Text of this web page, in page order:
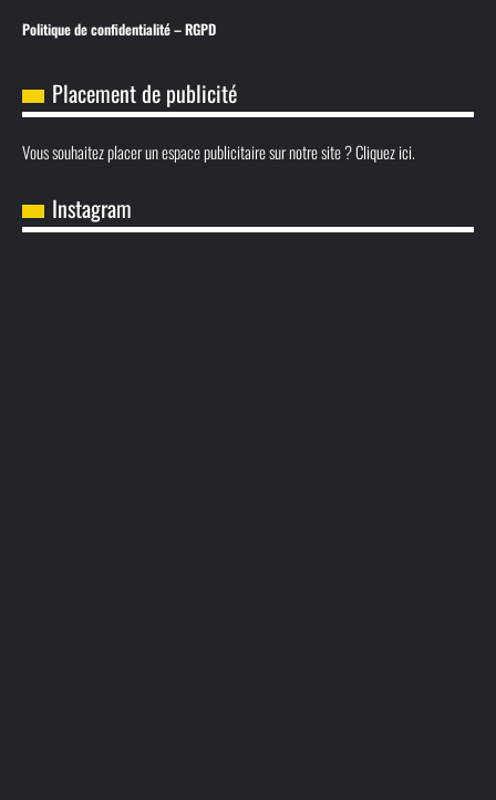
Politique de confidentialité – RGPD
Placement de publicité
Vous souhaitez placer un espace publicitaire sur notre site ? Cliquez ici.
Instagram